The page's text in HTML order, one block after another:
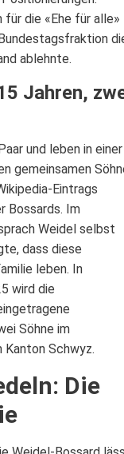
die «Ehe für alle»
ablehnte.
Jahren,
und leben in einer
gemeinsamen
Eintrags
Bossards. Im
Weidel selbst
dass diese
leben. In
wird die
Söhne im
Kanton Schwyz.
Die